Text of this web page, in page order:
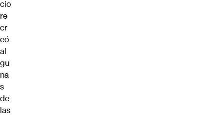
cio
re
cr
eó
al
gu
na
s
de
las